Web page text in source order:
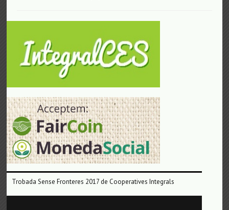
Trobada Sense Fronteres 2017 de Cooperatives Integrals